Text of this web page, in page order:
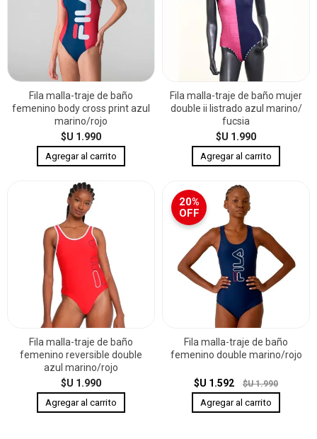
Fila malla-traje de baño
femenino body cross print azul
marino/rojo
$U 1.990
Fila malla-traje de baño mujer
double ii listrado azul marino/
fucsia
$U 1.990
Fila malla-traje de baño
femenino reversible double
azul marino/rojo
$U 1.990
20%
OFF
Fila malla-traje de baño
femenino double marino/rojo
$U 1.592 $U 1.990